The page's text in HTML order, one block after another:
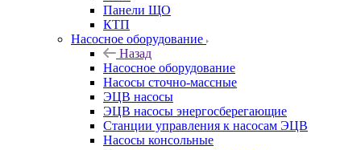
Панели ЩО
КТП
Насосное оборудование
Назад
Насосное оборудование
Насосы сточно-массные
ЭЦВ насосы
ЭЦВ насосы энергосберегающие
Станции управления к насосам ЭЦВ
Насосы консольные